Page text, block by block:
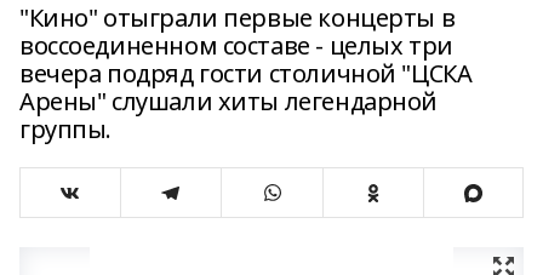
"Кино" отыграли первые концерты в
воссоединенном составе - целых три
вечера подряд гости столичной "ЦСКА
Арены" слушали хиты легендарной
группы.